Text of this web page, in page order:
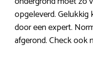
opgeleverd.
door een expert.
afgerond. Check ook